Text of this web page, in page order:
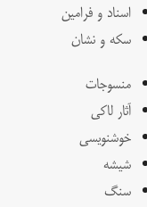
اسناد و فرامین
سکه و نشان
منسوجات
آثار لاکی
خوشنویسی
شیشه
سنگ